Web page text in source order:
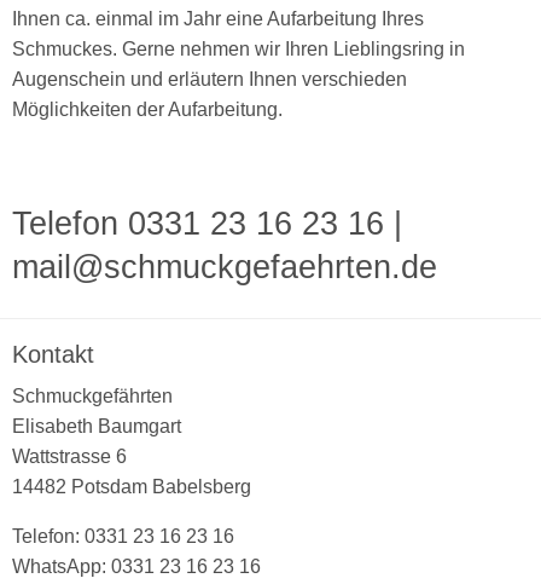
Ihnen ca. einmal im Jahr eine Aufarbeitung Ihres
Schmuckes. Gerne nehmen wir Ihren Lieblingsring in
Augenschein und erläutern Ihnen verschieden
Möglichkeiten der Aufarbeitung.
Telefon 0331 23 16 23 16
mail@schmuckgefaehrten.de
Kontakt
Schmuckgefährten
Elisabeth Baumgart
Wattstrasse 6
14482 Potsdam Babelsberg
Telefon: 0331 23 16 23 16
WhatsApp: 0331 23 16 23 16